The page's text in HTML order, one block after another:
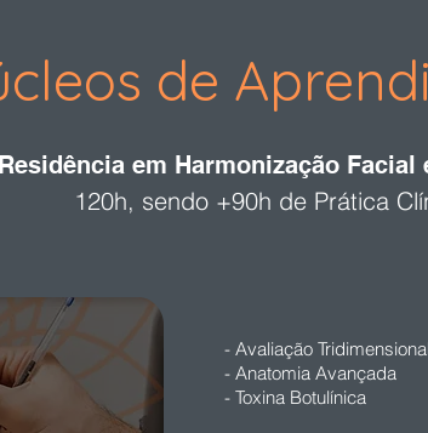
de
em Harmonização Facial
120h, sendo +90h de Prática
- Avaliação
- Anatomia Avançada
- Toxina Botulínica